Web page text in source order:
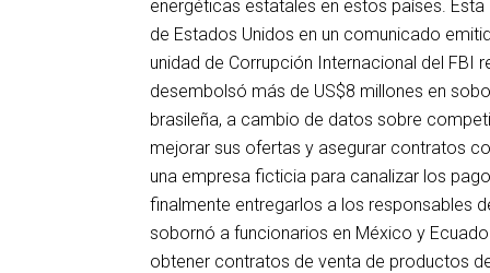
energéticas estatales en estos países.
de Estados Unidos en un comunicado
unidad de Corrupción Internacional del FBI
desembolsó más de US$8 millones en
brasileña, a cambio de datos sobre
mejorar sus ofertas y asegurar contratos
una empresa ficticia para canalizar los
finalmente entregarlos a los responsables
sobornó a funcionarios en México y
obtener contratos de venta de productos